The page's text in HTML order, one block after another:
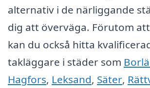
alternativ i de närliggande
dig att överväga. Förutom
kan du också hitta
takläggare i städer som
Hagfors, Leksand, Säter,